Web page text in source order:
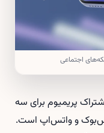
اجتماعی
پریمیوم برای سه
و واتس‌اپ است.